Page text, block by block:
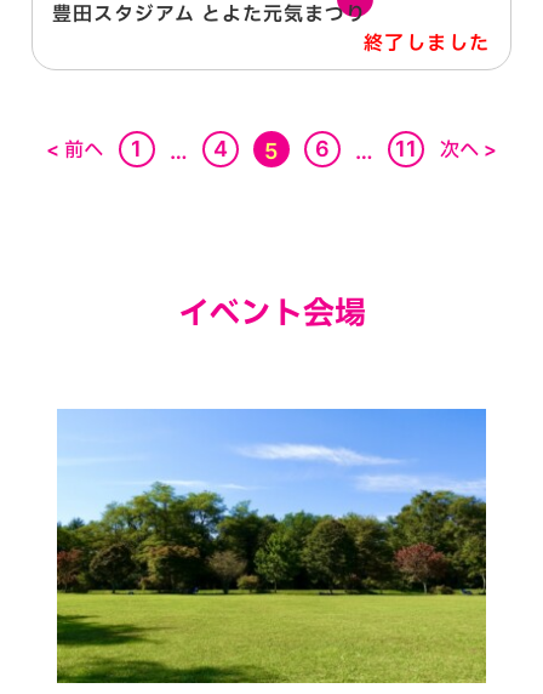
豊田スタジアム とよた元気まつり
終了しました
< 前へ 1 … 4 5 6 … 11 次へ >
イベント会場